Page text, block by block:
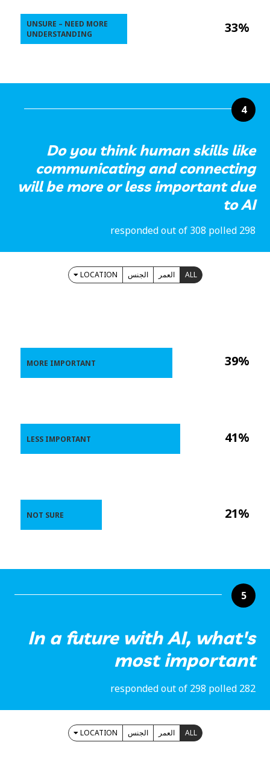
33%
UNSURE – NEED MORE
UNDERSTANDING
4
Do you think human skills like
communicating and connecting
will be more or less important due
to AI
298 responded out of 308 polled
ALL العمر الجنس LOCATION
39%
41%
21%
MORE IMPORTANT
LESS IMPORTANT
NOT SURE
5
In a future with AI, what's
most important
282 responded out of 298 polled
ALL العمر الجنس LOCATION